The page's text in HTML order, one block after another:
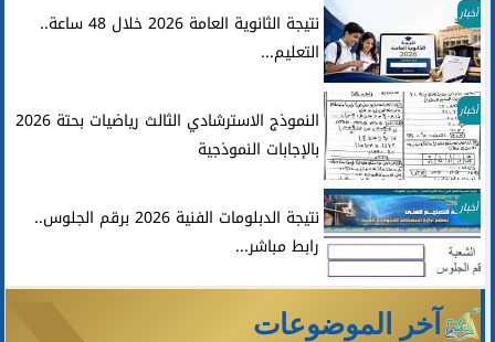
أخبار
نتيجة الثانوية العامة 2026 خلال 48 ساعة..
التعليم...
أخبار
النموذج الاسترشادي الثالث رياضيات بحتة 2026
بالإجابات النموذجية
أخبار
نتيجة الدبلومات الفنية 2026 برقم الجلوس..
رابط مباشر...
آخر الموضوعات